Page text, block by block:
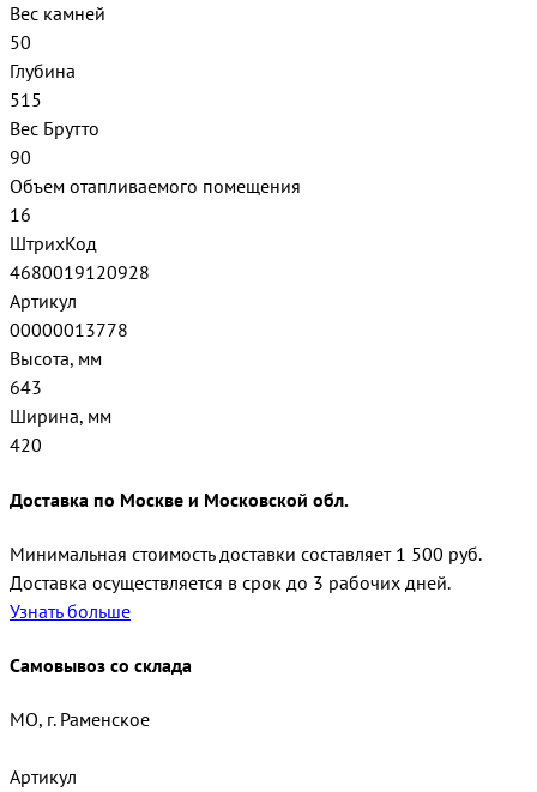
Вес камней
50
Глубина
515
Вес Брутто
90
Объем отапливаемого помещения
16
ШтрихКод
4680019120928
Артикул
00000013778
Высота, мм
643
Ширина, мм
420
Доставка по Москве и Московской обл.
Минимальная стоимость доставки составляет 1 500 руб.
Доставка осуществляется в срок до 3 рабочих дней.
Узнать больше
Самовывоз со склада
МО, г. Раменское
Артикул